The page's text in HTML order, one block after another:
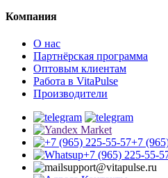
Компания
О нас
Партнёрская программа
Оптовым клиентам
Работа в VitaPulse
Производители
+7
+7 (965) 225-55-
support@vitapulse.ru